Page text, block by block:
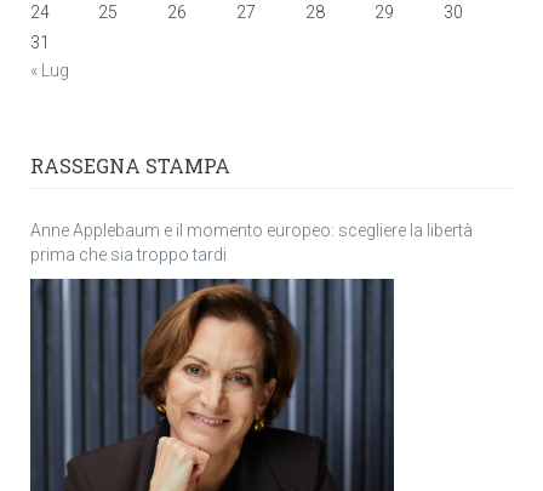
24
25 26 27 28 29
30
31
« Lug
RASSEGNA STAMPA
Anne Applebaum e il momento europeo: scegliere la libertà
prima che sia troppo tardi